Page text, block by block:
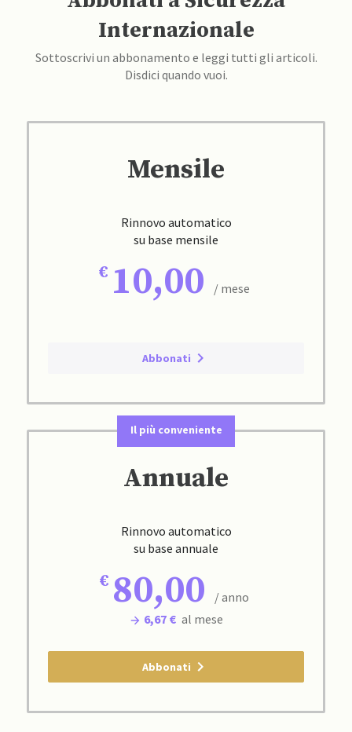
Internazionale
Sottoscrivi un abbonamento e leggi tutti gli articoli.
Disdici quando vuoi.
Mensile
Rinnovo automatico
su base mensile
10,00 / mese
Abbonati
Il più conveniente
Annuale
Rinnovo automatico
su base annuale
80,00
/ anno
6,67 € al mese
Abbonati